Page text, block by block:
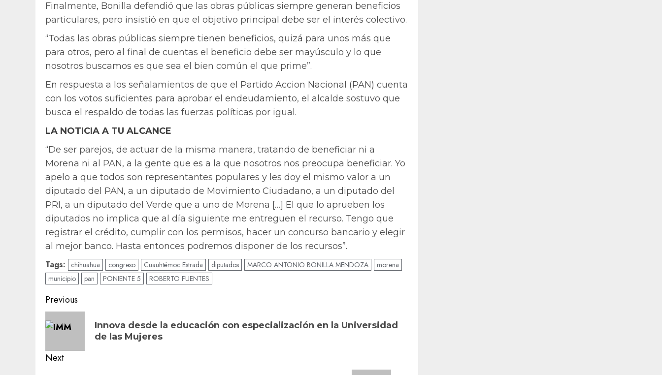
Finalmente, Bonilla defendió que las obras públicas siempre generan beneficios
particulares, pero insistió en que el objetivo principal debe ser el interés colectivo.
“Todas las obras públicas siempre tienen beneficios, quizá para unos más que
para otros, pero al final de cuentas el beneficio debe ser mayúsculo y lo que
nosotros buscamos es que sea el bien común el que prime”.
En respuesta a los señalamientos de que el Partido Accion Nacional (PAN) cuenta
con los votos suficientes para aprobar el endeudamiento, el alcalde sostuvo que
busca el respaldo de todas las fuerzas políticas por igual.
LA NOTICIA A TU ALCANCE
“De ser parejos, de actuar de la misma manera, tratando de beneficiar ni a
Morena ni al PAN, a la gente que es a la que nosotros nos preocupa beneficiar. Yo
apelo a que todos son representantes populares y les doy el mismo valor a un
diputado del PAN, a un diputado de Movimiento Ciudadano, a un diputado del
PRI, a un diputado del Verde que a uno de Morena […] El que lo aprueben los
diputados no implica que al día siguiente me entreguen el recurso. Tengo que
registrar el crédito, cumplir con los permisos, hacer un concurso bancario y elegir
al mejor banco. Hasta entonces podremos disponer de los recursos”.
Tags: chihuahua congreso Cuauhtémoc Estrada diputados MARCO ANTONIO BONILLA MENDOZA
morena
municipio
pan PONIENTE 5 ROBERTO FUENTES
Post
navigation
Previous
Previous
post:
Innova desde la educación con especialización en la Universidad
de las Mujeres
Next